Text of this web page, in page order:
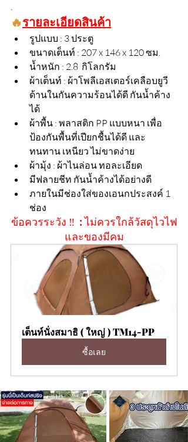
.
🔥รายละเอียดสินค้า
รูปแบบ : 3 ประตู
ขนาดเต็นท์ : 207 x 146 x 120 ซม.
น้ำหนัก : 2.8  กิโลกรัม
ผ้าเต็นท์ : ผ้าโพลีเอสเตอร์เคลือบยูวี
ด้านในกันความร้อนได้ดี กันน้ำค้าง
ได้
ผ้าพื้น : พลาสติก PP แบบหนา เพื่อ
ป้องกันพื้นที่เปียกชื้นได้ดี และ
ทนทาน เหนียว ไม่ขาดง่าย
ผ้ามุ้ง : ผ้าไนล่อน ทอละเอียด
มีฟลายชีท กันน้ำค้างได้อย่างดี
ภายในมีช่องใส่ของเอนกประสงค์ 1
ช่อง
ข้อควรระวัง ‼  : ไม่ควรใกล้วัสดุไวไฟ
และของมีคม
เต็นท์นั่งสมาธิ ( ใหญ่ ) TM14-PP
ซื้อเลย